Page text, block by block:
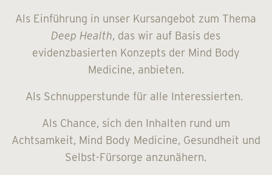
Als Einführung in unser Kursangebot zum Thema
Deep Health, das wir auf Basis des
evidenzbasierten Konzepts der Mind Body
Medicine, anbieten.
Als Schnupperstunde für alle Interessierten.
Als Chance, sich den Inhalten rund um
Achtsamkeit, Mind Body Medicine, Gesundheit und
Selbst-Fürsorge anzunähern.